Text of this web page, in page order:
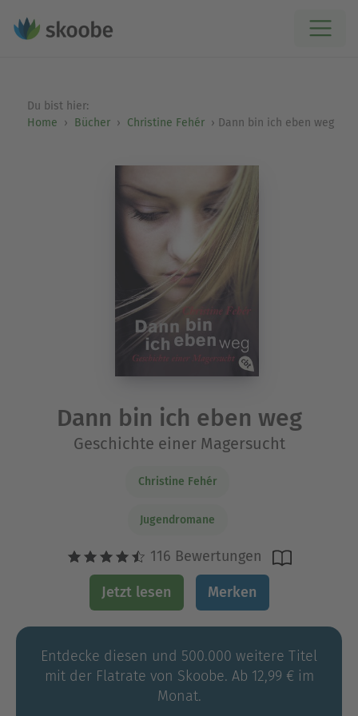
Du bist hier:
Home
Bücher Christine Fehér Dann bin ich eben weg
Dann bin ich eben weg
Geschichte einer Magersucht
Christine Fehér
Jugendromane
116 Bewertungen
Jetzt lesen Merken
Entdecke diesen und 500.000 weitere Titel
mit der Flatrate von Skoobe. Ab 12,99 € im
Monat.